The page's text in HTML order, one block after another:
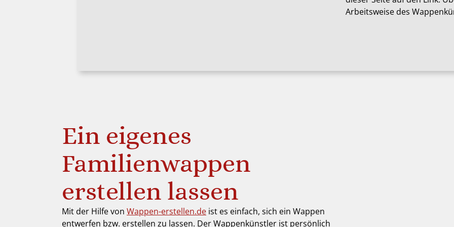
Arbeitsweise des
Ein eigenes
Familienwappen
erstellen lassen
Mit der Hilfe von Wappen-erstellen.de ist es einfach, sich ein Wappen
entwerfen bzw. erstellen zu lassen. Der Wappenkünstler ist persönlich